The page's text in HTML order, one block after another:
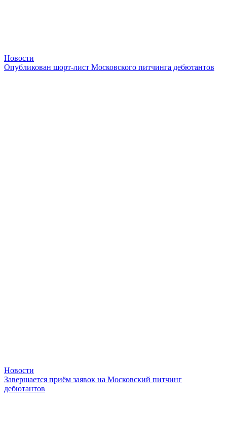
Новости
Опубликован шорт-лист Московского питчинга дебютантов
Новости
Завершается приём заявок на Московский питчинг
дебютантов